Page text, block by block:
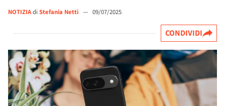
NOTIZIAdi Stefania Netti — 09/07/2025
CONDIVIDI